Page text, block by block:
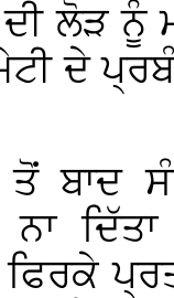
ਲੋੜ ਨੂੰ
ਦੇ
ਤੋਂ
ਨਾ